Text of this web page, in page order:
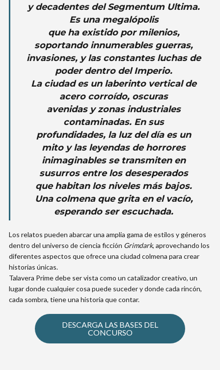
y decadentes del Segmentum Ultima.
Es una megalópolis
que ha existido por milenios,
soportando innumerables guerras,
invasiones, y las constantes luchas de
poder dentro del Imperio.
La ciudad es un laberinto vertical de
acero corroído, oscuras
avenidas y zonas industriales
contaminadas. En sus
profundidades, la luz del día es un
mito y las leyendas de horrores
inimaginables se transmiten en
susurros entre los desesperados
que habitan los niveles más bajos.
Una colmena que grita en el vacío,
esperando ser escuchada.
Los relatos pueden abarcar una amplia gama de estilos y géneros
dentro del universo de ciencia ficción Grimdark, aprovechando los
diferentes aspectos que ofrece una ciudad colmena para crear
historias únicas.
Talavera Prime debe ser vista como un catalizador creativo, un
lugar donde cualquier cosa puede suceder y donde cada rincón,
cada sombra, tiene una historia que contar.
DESCARGA LAS BASES DEL
CONCURSO